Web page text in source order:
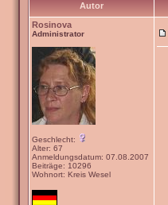
Autor
Rosinova
Administrator
Geschlecht:
Alter: 67
Anmeldungsdatum: 07.08.2007
Beiträge: 10296
Wohnort: Kreis Wesel